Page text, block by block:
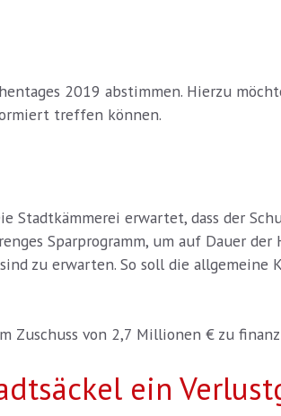
2019 abstimmen. Hierzu
treffen können.
Stadtkämmerei erwartet, dass der
Sparprogramm, um auf Dauer der
zu erwarten. So soll die allgemeine
Zuschuss von 2,7 Millionen € zu
ein